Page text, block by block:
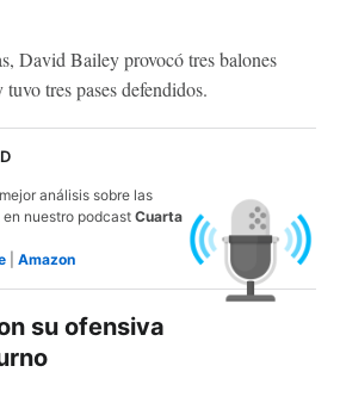
David Bailey provocó tres balones
tres pases defendidos.
análisis sobre las
nuestro podcast Cuarta
Amazon
su ofensiva